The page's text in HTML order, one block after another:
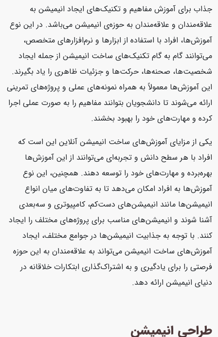
جذاب برای آموزش مفاهیم و تکنیک‌های ایجاد انیمیشن به
علاقه‌مندان و علاقه‌مندان به حوزه‌ی انیمیشن می‌باشد. در این نوع
آموزش‌ها، افراد با استفاده از ابزارها و نرم‌افزارهای متخصص،
می‌توانند گام به گام تکنیک‌های ساخت انیمیشن از جمله ایجاد
شخصیت‌ها، صحنه‌ها، حرکت‌ها و جزئیات ظاهری را یاد بگیرند.
این آموزش‌ها معمولاً به همراه نمونه‌های عملی و پروژه‌های تمرینی
ارائه می‌شوند تا دانشجویان بتوانند مفاهیم را به صورت عملی اجرا
کرده و مهارت‌های خود را بهبود بخشند.
یکی از مزایای آموزش‌های ساخت انیمیشن آنلاین این است که
افراد با هر سطح دانش و تجربه‌ای می‌توانند از این آموزش‌ها
بهره‌برده و مهارت‌های خود را توسعه دهند. همچنین، این نوع
آموزش‌ها به افراد امکان می‌دهد تا به تفاوت‌های میان انواع
انیمیشن‌ها مانند انیمیشن‌های دست‌کم، کامپیوتری و سه‌بعدی
آشنا شوند و انیمیشن‌های مناسب برای پروژه‌های مختلف را ایجاد
کنند. با توجه به جذابیت انیمیشن‌ها در جوامع مختلف، ایجاد
آموزش‌های ساخت انیمیشن می‌تواند به علاقه‌مندان به این حوزه
فرصتی را برای یادگیری و به اشتراک‌گذاری ابتکارات خلاقانه در
دنیای انیمیشن ارائه دهد.
طراحی انیمیشن